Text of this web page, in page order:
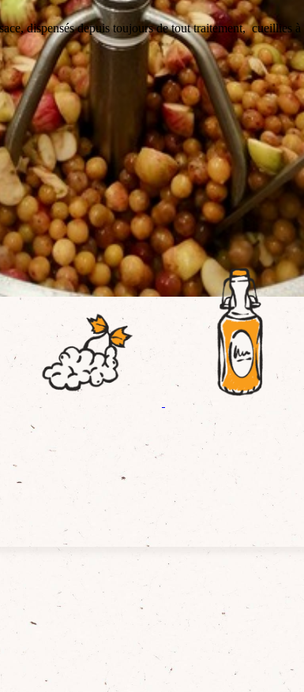
dispensés depuis toujours de tout traitement, cueillies